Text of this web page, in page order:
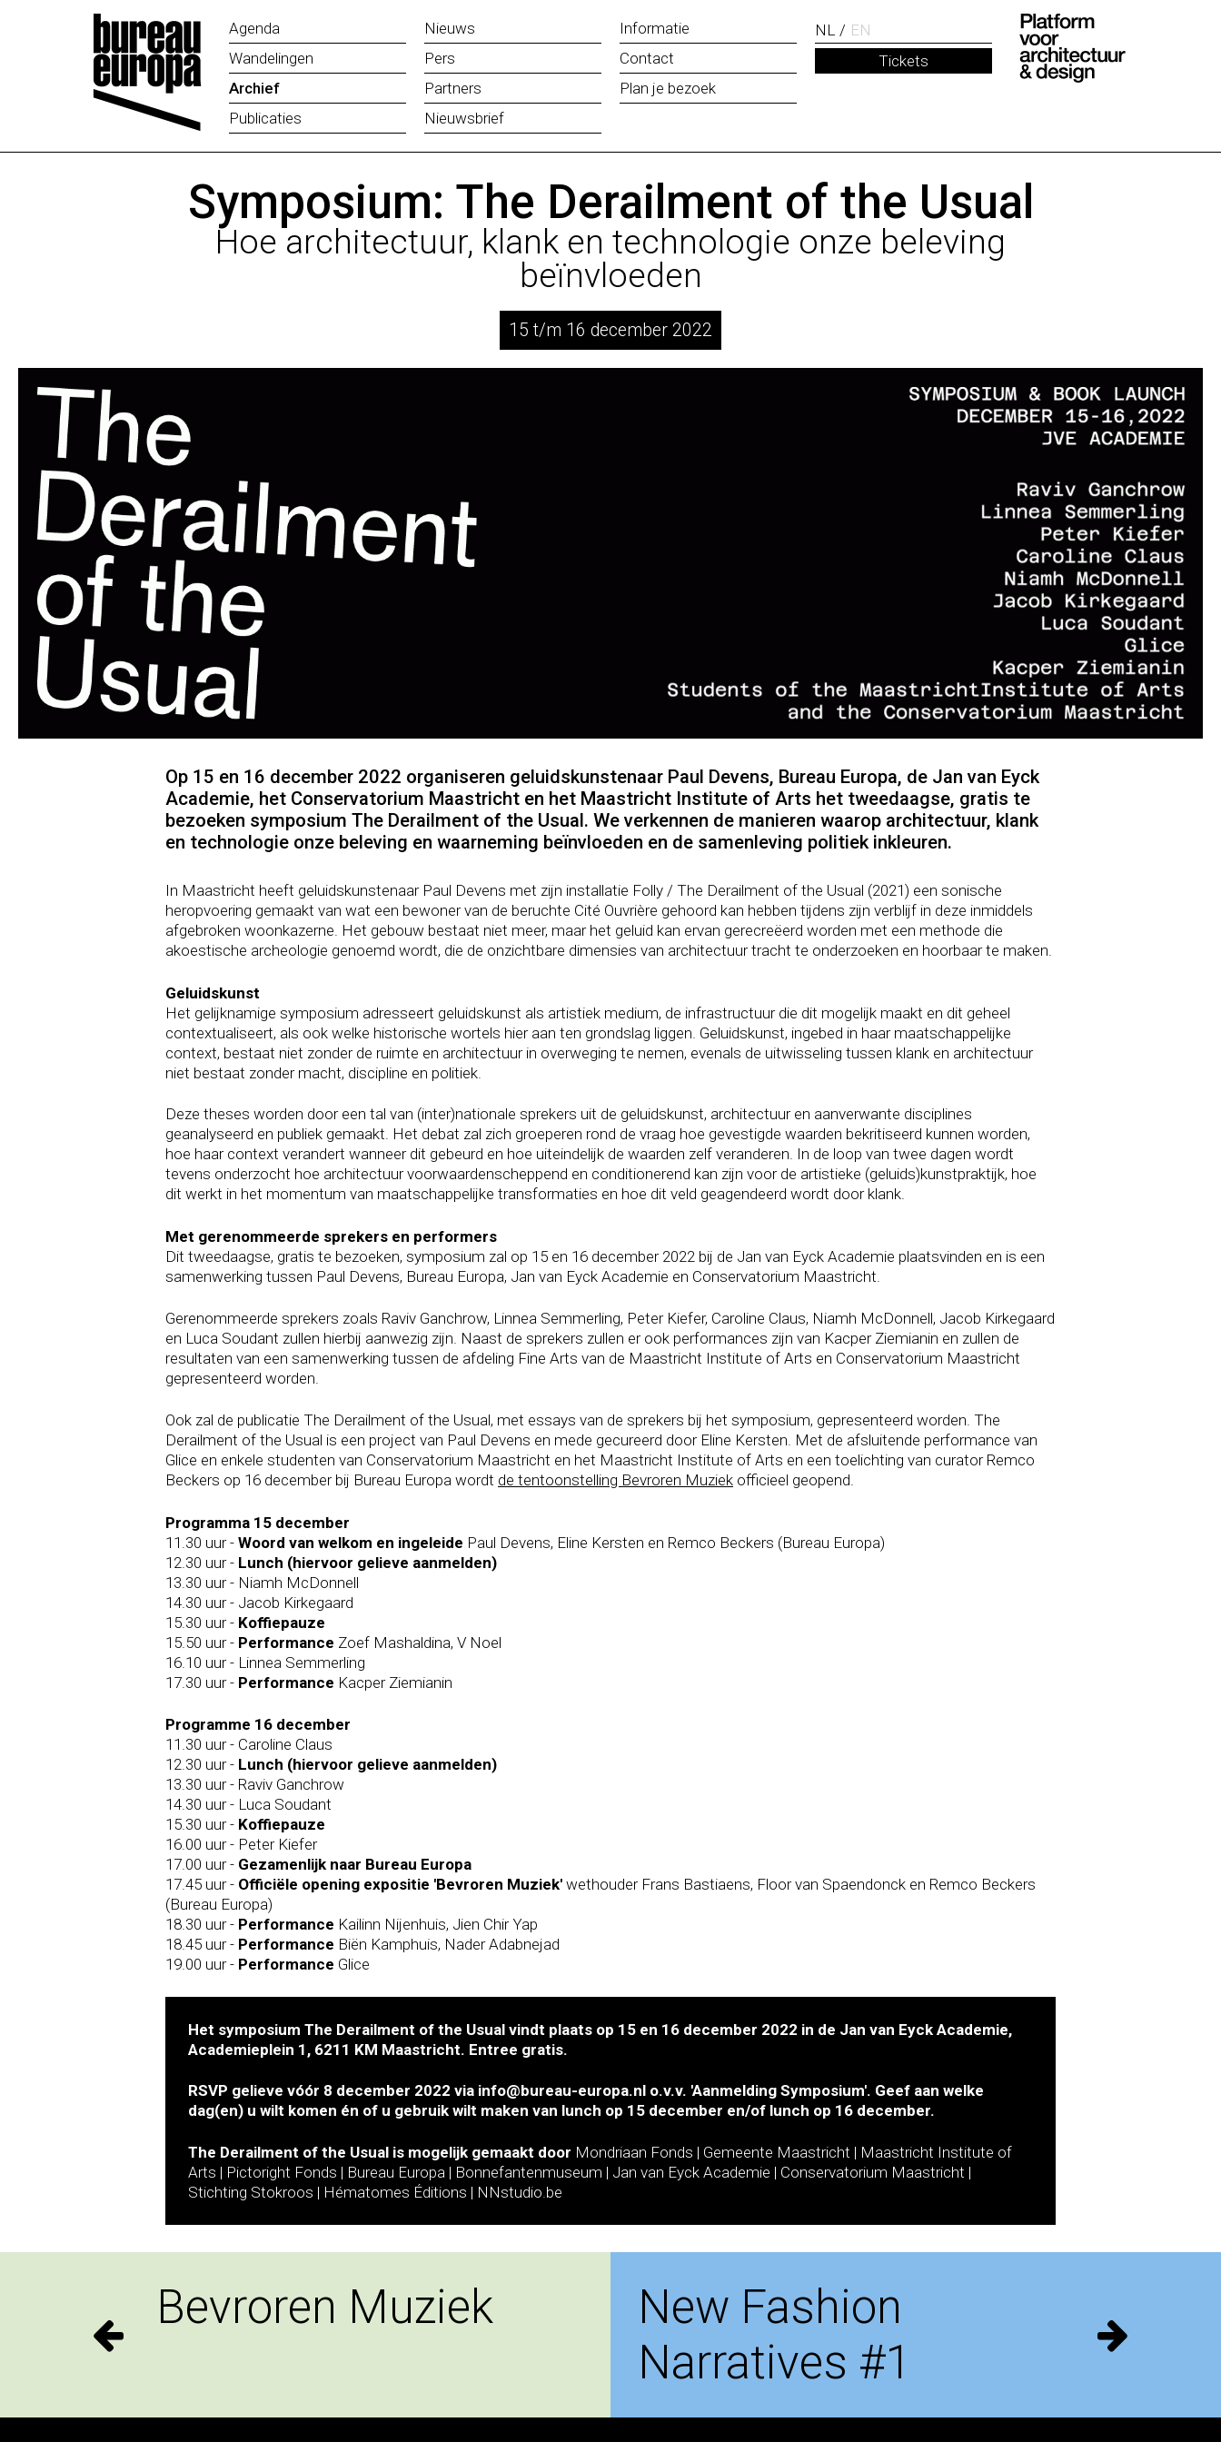
Agenda
Wandelingen
Archief
Publicaties
Nieuws
Pers
Partners
Nieuwsbrief
Informatie
Contact
Plan je bezoek
NL
EN
Tickets
Symposium: The Derailment of the Usual
Hoe architectuur, klank en technologie onze beleving
beïnvloeden
15 t/m 16 december 2022
Op 15 en 16 december 2022 organiseren geluidskunstenaar Paul Devens, Bureau Europa, de Jan van Eyck
Academie, het Conservatorium Maastricht en het Maastricht Institute of Arts het tweedaagse, gratis te
bezoeken symposium The Derailment of the Usual. We verkennen de manieren waarop architectuur, klank
en technologie onze beleving en waarneming beïnvloeden en de samenleving politiek inkleuren.
In Maastricht heeft geluidskunstenaar Paul Devens met zijn installatie Folly / The Derailment of the Usual (2021) een sonische
heropvoering gemaakt van wat een bewoner van de beruchte Cité Ouvrière gehoord kan hebben tijdens zijn verblijf in deze inmiddels
afgebroken woonkazerne. Het gebouw bestaat niet meer, maar het geluid kan ervan gerecreëerd worden met een methode die
akoestische archeologie genoemd wordt, die de onzichtbare dimensies van architectuur tracht te onderzoeken en hoorbaar te maken.
Geluidskunst
Het gelijknamige symposium adresseert geluidskunst als artistiek medium, de infrastructuur die dit mogelijk maakt en dit geheel
contextualiseert, als ook welke historische wortels hier aan ten grondslag liggen. Geluidskunst, ingebed in haar maatschappelijke
context, bestaat niet zonder de ruimte en architectuur in overweging te nemen, evenals de uitwisseling tussen klank en architectuur
niet bestaat zonder macht, discipline en politiek.
Deze theses worden door een tal van (inter)nationale sprekers uit de geluidskunst, architectuur en aanverwante disciplines
geanalyseerd en publiek gemaakt. Het debat zal zich groeperen rond de vraag hoe gevestigde waarden bekritiseerd kunnen worden,
hoe haar context verandert wanneer dit gebeurd en hoe uiteindelijk de waarden zelf veranderen. In de loop van twee dagen wordt
tevens onderzocht hoe architectuur voorwaardenscheppend en conditionerend kan zijn voor de artistieke (geluids)kunstpraktijk, hoe
dit werkt in het momentum van maatschappelijke transformaties en hoe dit veld geagendeerd wordt door klank.
Met gerenommeerde sprekers en performers
Dit tweedaagse, gratis te bezoeken, symposium zal op 15 en 16 december 2022 bij de Jan van Eyck Academie plaatsvinden en is een
samenwerking tussen Paul Devens, Bureau Europa, Jan van Eyck Academie en Conservatorium Maastricht.
Gerenommeerde sprekers zoals Raviv Ganchrow, Linnea Semmerling, Peter Kiefer, Caroline Claus, Niamh McDonnell, Jacob Kirkegaard
en Luca Soudant zullen hierbij aanwezig zijn. Naast de sprekers zullen er ook performances zijn van Kacper Ziemianin en zullen de
resultaten van een samenwerking tussen de afdeling Fine Arts van de Maastricht Institute of Arts en Conservatorium Maastricht
gepresenteerd worden.
Ook zal de publicatie The Derailment of the Usual, met essays van de sprekers bij het symposium, gepresenteerd worden. The
Derailment of the Usual is een project van Paul Devens en mede gecureerd door Eline Kersten. Met de afsluitende performance van
Glice en enkele studenten van Conservatorium Maastricht en het Maastricht Institute of Arts en een toelichting van curator Remco
Beckers op 16 december bij Bureau Europa wordt de tentoonstelling Bevroren Muziek officieel geopend.
Programma 15 december
11.30 uur - Woord van welkom en ingeleide Paul Devens, Eline Kersten en Remco Beckers (Bureau Europa)
12.30 uur - Lunch (hiervoor gelieve aanmelden)
13.30 uur - Niamh McDonnell
14.30 uur - Jacob Kirkegaard
15.30 uur - Koffiepauze
15.50 uur - Performance Zoef Mashaldina, V Noel
16.10 uur - Linnea Semmerling
17.30 uur - Performance Kacper Ziemianin
Programme 16 december
11.30 uur - Caroline Claus
12.30 uur - Lunch (hiervoor gelieve aanmelden)
13.30 uur - Raviv Ganchrow
14.30 uur - Luca Soudant
15.30 uur - Koffiepauze
16.00 uur - Peter Kiefer
17.00 uur - Gezamenlijk naar Bureau Europa
17.45 uur - Officiële opening expositie 'Bevroren Muziek' wethouder Frans Bastiaens, Floor van Spaendonck en Remco Beckers
(Bureau Europa)
18.30 uur - Performance Kailinn Nijenhuis, Jien Chir Yap
18.45 uur - Performance Biën Kamphuis, Nader Adabnejad
19.00 uur - Performance Glice
Het symposium The Derailment of the Usual vindt plaats op 15 en 16 december 2022 in de Jan van Eyck Academie,
Academieplein 1, 6211 KM Maastricht. Entree gratis.
RSVP gelieve vóór 8 december 2022 via info@bureau-europa.nl o.v.v. 'Aanmelding Symposium'. Geef aan welke
dag(en) u wilt komen én of u gebruik wilt maken van lunch op 15 december en/of lunch op 16 december.
The Derailment of the Usual is mogelijk gemaakt door Mondriaan Fonds | Gemeente Maastricht | Maastricht Institute of
Arts | Pictoright Fonds | Bureau Europa | Bonnefantenmuseum | Jan van Eyck Academie | Conservatorium Maastricht |
Stichting Stokroos | Hématomes Éditions | NNstudio.be
Bevroren Muziek
New Fashion
Narratives #1